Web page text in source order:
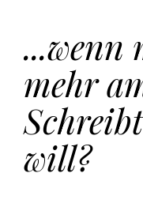
...wenn
mehr
will?